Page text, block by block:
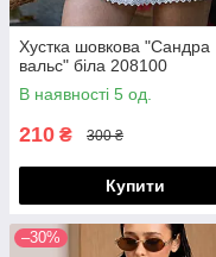
Хустка шовкова "Сандра
вальс" біла 208100
В наявності 5 од.
210 ₴ 300 ₴
Купити
–30%